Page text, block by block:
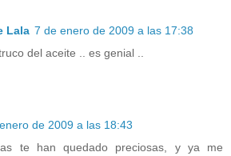
Lala 7 de enero de 2009 a las 17:38
del aceite .. es genial ..
de 2009 a las 18:43
te han quedado preciosas, y ya me